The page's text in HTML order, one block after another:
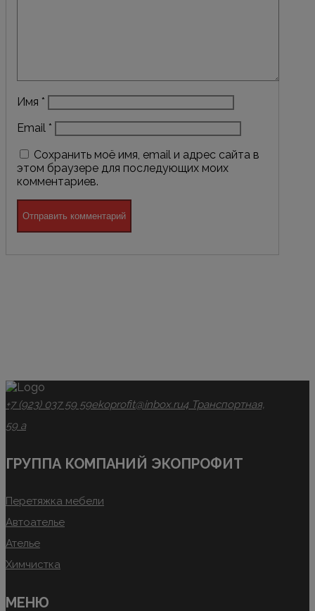
Имя *
Email *
Сохранить моё имя, email и адрес сайта в
этом браузере для последующих моих
комментариев.
+7 (923) 037 59 59ekoprofit@inbox.ru4 Транспортная,
59 а
ГРУППА КОМПАНИЙ ЭКОПРОФИТ
Перетяжка мебели
Автоателье
Ателье
Химчистка
МЕНЮ